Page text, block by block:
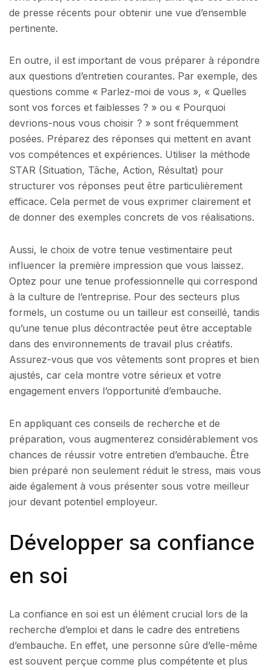
de presse récents pour obtenir une vue d’ensemble
pertinente.
En outre, il est important de vous préparer à répondre
aux questions d’entretien courantes. Par exemple, des
questions comme « Parlez-moi de vous », « Quelles
sont vos forces et faiblesses ? » ou « Pourquoi
devrions-nous vous choisir ? » sont fréquemment
posées. Préparez des réponses qui mettent en avant
vos compétences et expériences. Utiliser la méthode
STAR (Situation, Tâche, Action, Résultat) pour
structurer vos réponses peut être particulièrement
efficace. Cela permet de vous exprimer clairement et
de donner des exemples concrets de vos réalisations.
Aussi, le choix de votre tenue vestimentaire peut
influencer la première impression que vous laissez.
Optez pour une tenue professionnelle qui correspond
à la culture de l’entreprise. Pour des secteurs plus
formels, un costume ou un tailleur est conseillé, tandis
qu’une tenue plus décontractée peut être acceptable
dans des environnements de travail plus créatifs.
Assurez-vous que vos vêtements sont propres et bien
ajustés, car cela montre votre sérieux et votre
engagement envers l’opportunité d’embauche.
En appliquant ces conseils de recherche et de
préparation, vous augmenterez considérablement vos
chances de réussir votre entretien d’embauche. Être
bien préparé non seulement réduit le stress, mais vous
aide également à vous présenter sous votre meilleur
jour devant potentiel employeur.
Développer sa confiance
en soi
La confiance en soi est un élément crucial lors de la
recherche d’emploi et dans le cadre des entretiens
d’embauche. En effet, une personne sûre d’elle-même
est souvent perçue comme plus compétente et plus